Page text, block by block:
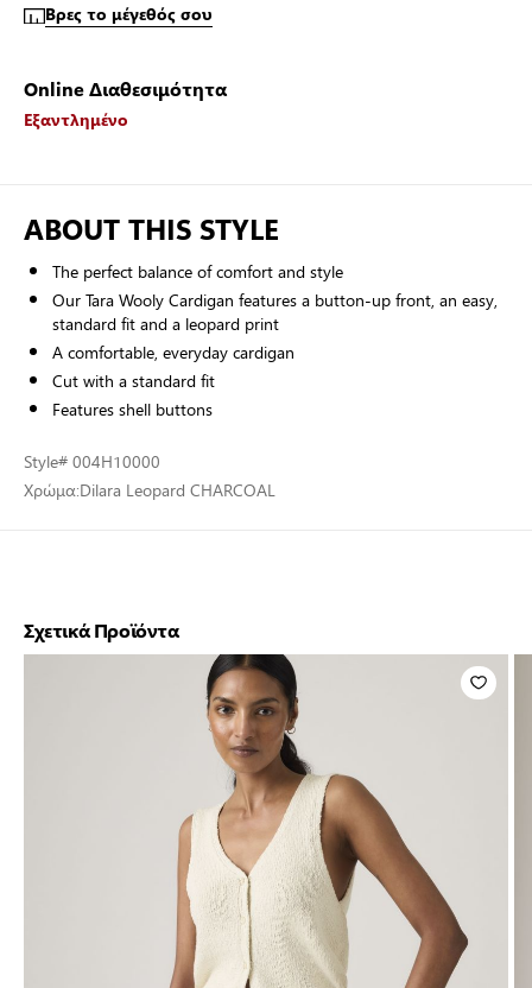
Βρες το μέγεθός σου
Online Διαθεσιμότητα
Εξαντλημένο
ABOUT THIS STYLE
The perfect balance of comfort and style
Our Tara Wooly Cardigan features a button-up front, an easy,
standard fit and a leopard print
A comfortable, everyday cardigan
Cut with a standard fit
Features shell buttons
Style# 004H10000
Χρώμα:Dilara Leopard CHARCOAL
Σχετικά Προϊόντα